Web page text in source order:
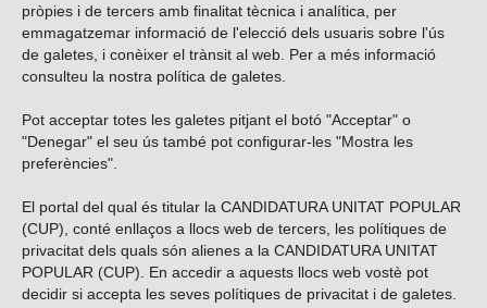
pròpies i de tercers amb finalitat tècnica i analítica, per
emmagatzemar informació de l'elecció dels usuaris sobre l'ús
de galetes, i conèixer el trànsit al web. Per a més informació
consulteu la nostra política de galetes
Pot acceptar totes les galetes pitjant el botó "Acceptar" o
"Denegar" el seu ús també pot configurar-les "Mostra les
preferències".
El portal del qual és titular la CANDIDATURA UNITAT POPULAR
(CUP), conté enllaços a llocs web de tercers, les polítiques de
privacitat dels quals són alienes a la CANDIDATURA UNITAT
POPULAR (CUP). En accedir a aquests llocs web vostè pot
decidir si accepta les seves polítiques de privacitat i de galetes.
Vols subscriure’t al nostre butlletí?
ENVIAR